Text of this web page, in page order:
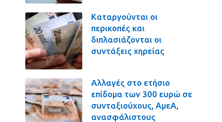
Καταργούνται οι
περικοπές και
διπλασιάζονται οι
συντάξεις χηρείας
Αλλαγές στο ετήσιο
επίδομα των 300 ευρώ σε
συνταξιούχους, ΑμεΑ,
ανασφάλιστους